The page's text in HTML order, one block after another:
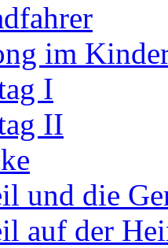
im
I
II
und die
auf der